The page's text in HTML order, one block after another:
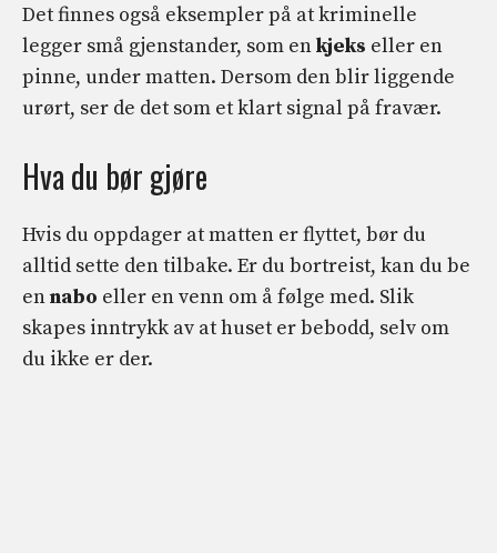
Det finnes også eksempler på at kriminelle
legger små gjenstander, som enkjeks eller en
pinne, under matten. Dersom den blir liggende
urørt, ser de det som et klart signal på fravær.
Hva du bør gjøre
Hvis du oppdager at matten er flyttet, bør du
alltid sette den tilbake. Er du bortreist, kan du be
ennabo eller en venn om å følge med. Slik
skapes inntrykk av at huset er bebodd, selv om
du ikke er der.